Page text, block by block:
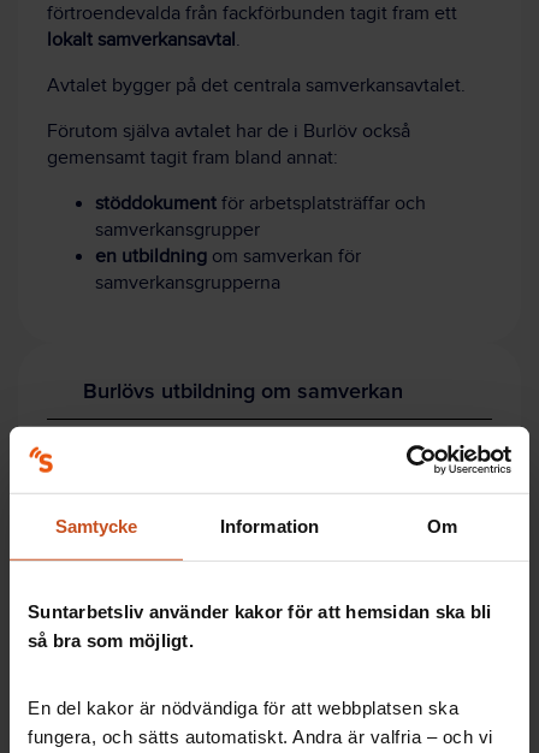
Samtycke Information Om
Suntarbetsliv använder kakor för att hemsidan ska bli
så bra som möjligt.
En del kakor är nödvändiga för att webbplatsen ska
fungera, och sätts automatiskt. Andra är valfria – och vi
förtroendevalda från fackförbunden tagit fram ett
lokalt samverkansavtal .
Avtalet bygger på det centrala samverkansavtalet.
Förutom själva avtalet har de i Burlöv också
gemensamt tagit fram bland annat:
stöddokument för arbetsplatsträffar och
samverkansgrupper
en utbildning om samverkan för
samverkansgrupperna
Burlövs utbildning om samverkan
Det här innehåller Burlövs utbildning om samverkan:
Framgångsrik samverkan
Bakgrund, syfte och vägledning till
samverkansavtalet.
Allas vårt gemensamma ansvar och roller
Övning: Hur kan ni som samverkansgrupp,
för framgångsrik samverkan?